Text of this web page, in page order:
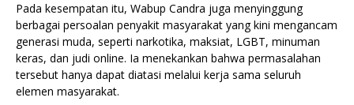
Pada kesempatan itu, Wabup Candra juga menyinggung
berbagai persoalan penyakit masyarakat yang kini mengancam
generasi muda, seperti narkotika, maksiat, LGBT, minuman
keras, dan judi online. Ia menekankan bahwa permasalahan
tersebut hanya dapat diatasi melalui kerja sama seluruh
elemen masyarakat.